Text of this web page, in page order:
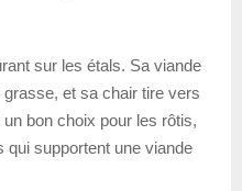
sur les étals. Sa viande
et sa chair tire vers
bon choix pour les rôtis,
qui supportent une viande